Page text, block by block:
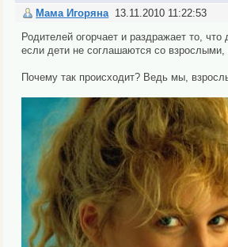
Мама Игоряна 13.11.2010 11:22:53
Родителей огорчает и раздражает то,
если дети не соглашаются со взрослыми,
Почему так происходит? Ведь мы,